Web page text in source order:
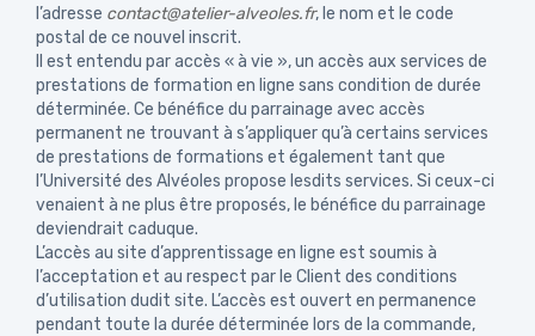
l’adresse contact@atelier-alveoles.fr, le nom et le code
postal de ce nouvel inscrit.
Il est entendu par accès « à vie », un accès aux services de
prestations de formation en ligne sans condition de durée
déterminée. Ce bénéfice du parrainage avec accès
permanent ne trouvant à s’appliquer qu’à certains services
de prestations de formations et également tant que
l’Université des Alvéoles propose lesdits services. Si ceux-ci
venaient à ne plus être proposés, le bénéfice du parrainage
deviendrait caduque.
L’accès au site d’apprentissage en ligne est soumis à
l’acceptation et au respect par le Client des conditions
d’utilisation dudit site. L’accès est ouvert en permanence
pendant toute la durée déterminée lors de la commande,